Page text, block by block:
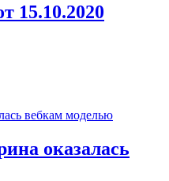
15.10.2020
оказалась